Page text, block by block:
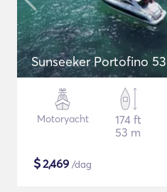
Sunseeker Portofino 53
Motoryacht
174 ft
53 m
$2,469 /dag